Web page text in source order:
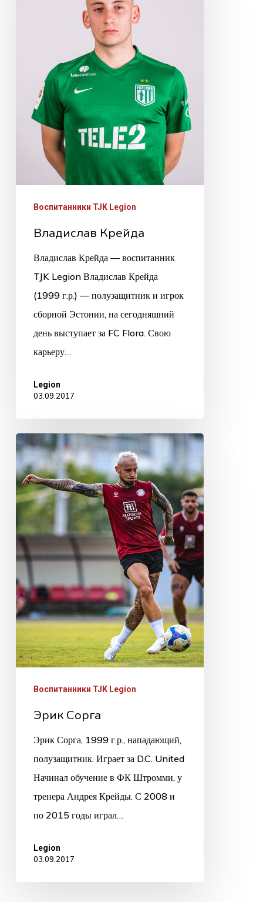
Воспитанники TJK Legion
Владислав Крейда
Владислав Крейда — воспитанник
TJK Legion Владислав Крейда
(1999 г.р.) — полузащитник и игрок
сборной Эстонии, на сегодняшний
день выступает за FC Flora. Свою
карьеру…
Legion
03.09.2017
Эрик
Сорга
Воспитанники TJK Legion
Эрик Сорга
Эрик Сорга, 1999 г.р., нападающий,
полузащитник. Играет за D.C. United
Начинал обучение в ФК Штромми, у
тренера Андрея Крейды. С 2008 и
по 2015 годы играл…
Legion
03.09.2017